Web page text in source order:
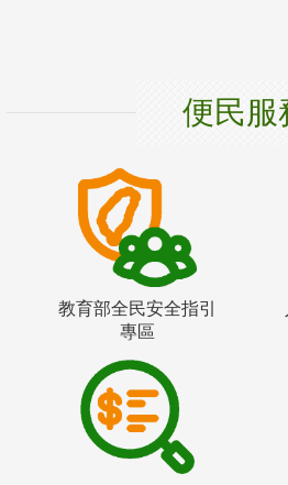
便民服
教育部全民安全指引
專區